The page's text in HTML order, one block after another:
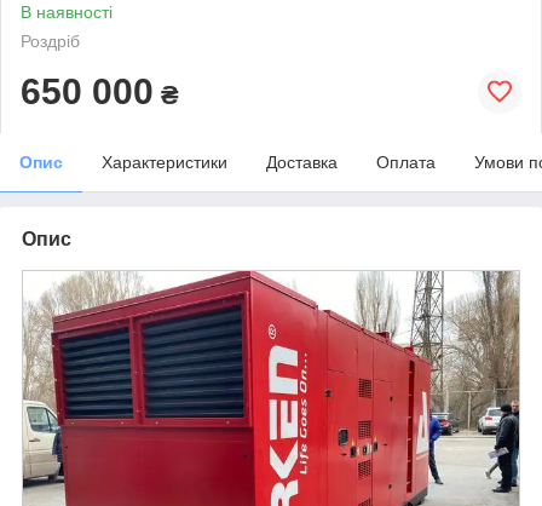
В наявності
Роздріб
650 000 ₴
Опис Характеристики Доставка Оплата Умови
Опис